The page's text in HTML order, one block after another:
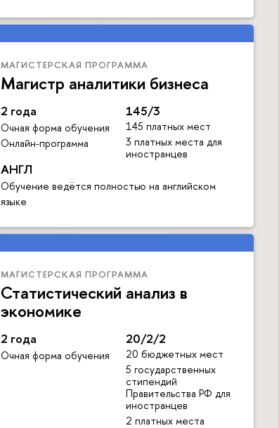
МАГИСТЕРСКАЯ ПРОГРАММА
Магистр аналитики бизнеса
2 года
Очная форма обучения
Онлайн-программа
145/3
145 платных мест
3 платных места для
иностранцев
АНГЛ
Обучение ведётся полностью на английском
языке
МАГИСТЕРСКАЯ ПРОГРАММА
Статистический анализ в
экономике
2 года
Очная форма обучения
20/2/2
20 бюджетных мест
5 государственных
стипендий
Правительства РФ для
иностранцев
2 платных места